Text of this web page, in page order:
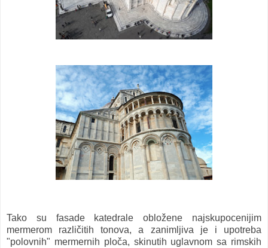
Tako su fasade katedrale obložene najskupocenijim
mermerom različitih tonova, a zanimljiva je i upotreba
"polovnih" mermernih ploča, skinutih uglavnom sa rimskih